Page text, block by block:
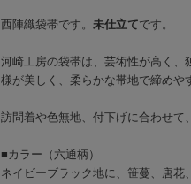
西陣織袋帯です。 未仕立てです。
河崎工房の袋帯は、芸術性が高く、
様が美しく、柔らかな帯地で締めや
訪問着や色無地、付下げに合わせて
■カラー（六通柄）
ネイビーブラック地に、笹蔓、唐